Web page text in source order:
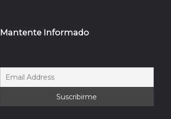
Mantente Informado